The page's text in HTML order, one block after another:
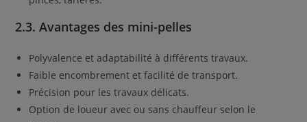
2.3. Avantages des mini-pelles
Polyvalence et adaptabilité à différents travaux.
Faible encombrement et facilité de transport.
Précision pour les travaux délicats.
Option de loueur avec ou sans chauffeur selon le